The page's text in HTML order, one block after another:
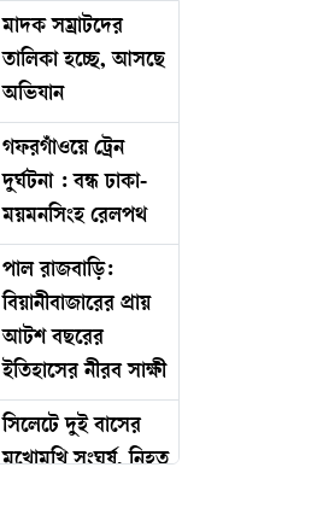
মাদক সম্রাটদের
তালিকা হচ্ছে, আসছে
অভিযান
গফরগাঁওয়ে ট্রেন
দুর্ঘটনা : বন্ধ ঢাকা-
ময়মনসিংহ রেলপথ
পাল রাজবাড়ি:
বিয়ানীবাজারের প্রায়
আটশ বছরের
ইতিহাসের নীরব সাক্ষী
সিলেটে দুই বাসের
মুখোমুখি সংঘর্ষ, নিহত